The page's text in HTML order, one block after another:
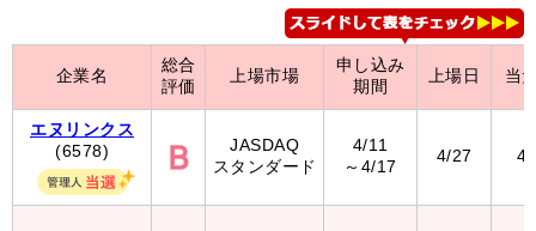
企業名
エヌリンクス
(6578)
総合
評価
上場市場
申し込み
期間
上場日 当
JASDAQ
スタンダード
4/11
～4/17
4/27